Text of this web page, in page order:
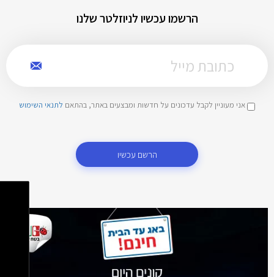
הרשמו עכשיו לניוזלטר שלנו
אני מעוניין לקבל עדכונים על חדשות ומבצעים באתר, בהתאם לתנאי השימוש
הרשם עכשיו